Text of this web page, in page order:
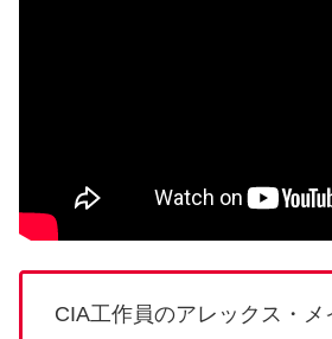
CIA工作員のアレックス・メ